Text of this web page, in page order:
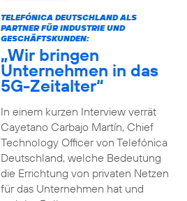
TELEFÓNICA DEUTSCHLAND ALS
PARTNER FÜR INDUSTRIE UND
GESCHÄFTSKUNDEN:
„Wir bringen
Unternehmen in das
5G-Zeitalter“
In einem kurzen Interview verrät
Cayetano Carbajo Martín, Chief
Technology Officer von Telefónica
Deutschland, welche Bedeutung
die Errichtung von privaten Netzen
für das Unternehmen hat und